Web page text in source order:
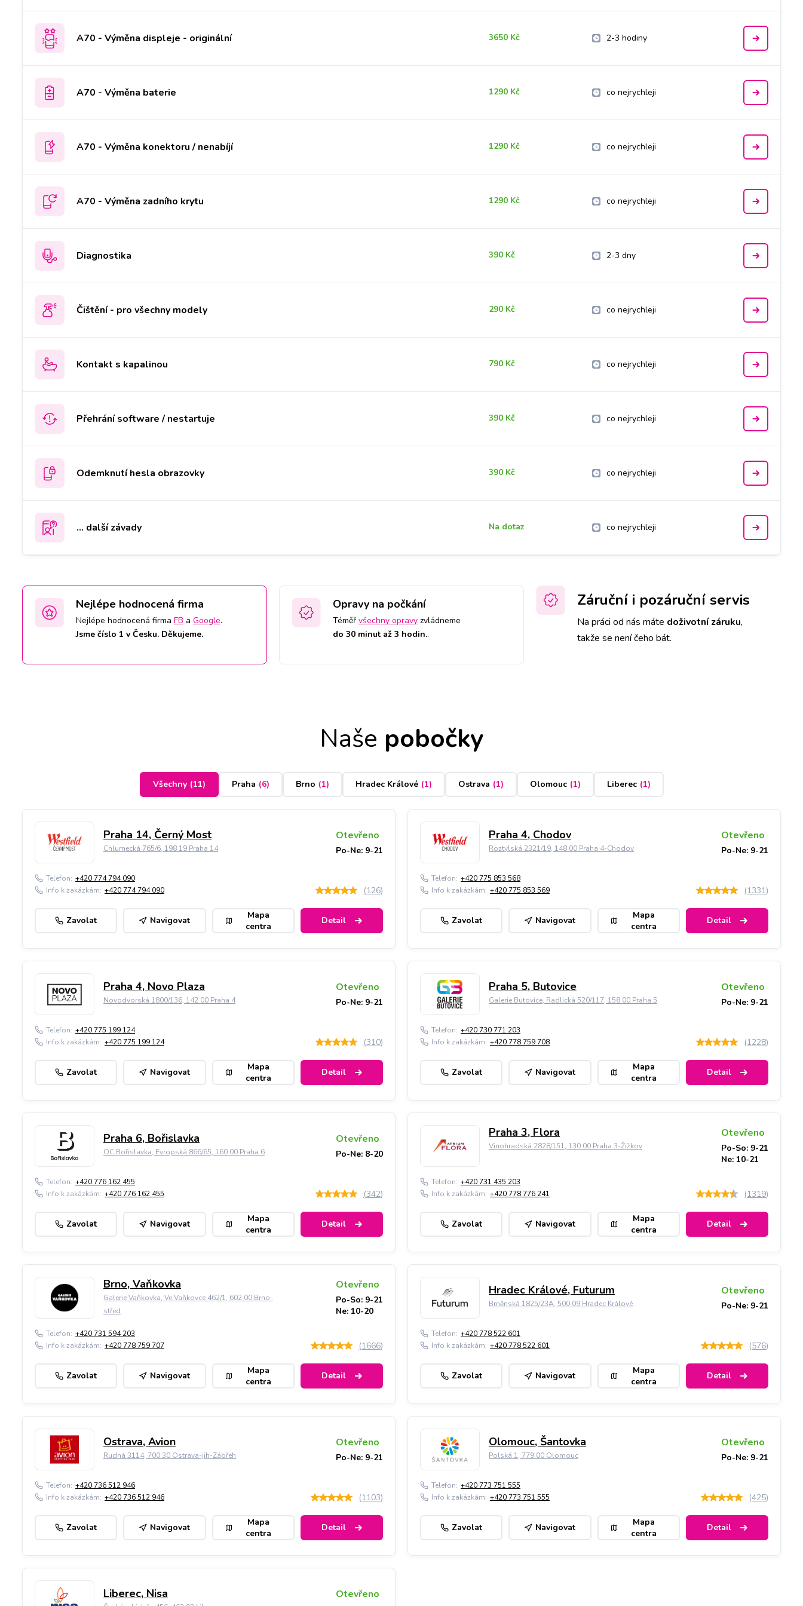
A70 - Výměna displeje - originální 3650 Kč 2-3 hodiny
A70 - Výměna baterie 1290 Kč co nejrychleji
A70 - Výměna konektoru / nenabíjí 1290 Kč co nejrychleji
A70 - Výměna zadního krytu 1290 Kč co nejrychleji
Diagnostika 390 Kč 2-3 dny
Čištění - pro všechny modely 290 Kč co nejrychleji
Kontakt s kapalinou 790 Kč co nejrychleji
Přehrání software / nestartuje 390 Kč co nejrychleji
Odemknutí hesla obrazovky 390 Kč co nejrychleji
... další závady Na dotaz co nejrychleji
Nejlépe hodnocená firma
Nejlépe hodnocená firma FB a Google.
Jsme číslo 1 v Česku. Děkujeme.
Opravy na počkání
Téměř všechny opravy zvládneme
do 30 minut až 3 hodin..
Záruční i pozáruční servis
Na práci od nás máte doživotní záruku,
takže se není čeho bát.
Naše pobočky
Všechny (11) Praha (6) Brno (1) Hradec Králové (1) Ostrava (1) Olomouc (1) Liberec (1)
Praha 14, Černý Most
Chlumecká 765/6, 198 19 Praha 14
Otevřeno
Po-Ne: 9-21
Telefon: +420 774 794 090
Info k zakázkám: +420 774 794 090 (126)
Zavolat Navigovat
Mapa
centra
Detail
Praha 4, Chodov
Roztylská 2321/19, 148 00 Praha 4-Chodov
Otevřeno
Po-Ne: 9-21
Telefon: +420 775 853 568
Info k zakázkám: +420 775 853 569 (1331)
Zavolat Navigovat
Mapa
centra
Detail
Praha 4, Novo Plaza
Novodvorská 1800/136, 142 00 Praha 4
Otevřeno
Po-Ne: 9-21
Telefon: +420 775 199 124
Info k zakázkám: +420 775 199 124 (310)
Zavolat Navigovat
Mapa
centra
Detail
Praha 5, Butovice
Galerie Butovice, Radlická 520/117, 158 00 Praha 5
Otevřeno
Po-Ne: 9-21
Telefon: +420 730 771 203
Info k zakázkám: +420 778 759 708 (1228)
Zavolat Navigovat
Mapa
centra
Detail
Praha 6, Bořislavka
OC Bořislavka, Evropská 866/65, 160 00 Praha 6
Otevřeno
Po-Ne: 8-20
Telefon: +420 776 162 455
Info k zakázkám: +420 776 162 455 (342)
Zavolat Navigovat
Mapa
centra
Detail
Praha 3, Flora
Vinohradská 2828/151, 130 00 Praha 3-Žižkov
Otevřeno
Po-So: 9-21
Ne: 10-21
Telefon: +420 731 435 203
Info k zakázkám: +420 778 776 241 (1319)
Zavolat Navigovat
Mapa
centra
Detail
Brno, Vaňkovka
Galerie Vaňkovka, Ve Vaňkovce 462/1, 602 00 Brno-
střed
Otevřeno
Po-So: 9-21
Ne: 10-20
Telefon: +420 731 594 203
Info k zakázkám: +420 778 759 707 (1666)
Zavolat Navigovat
Mapa
centra
Detail
Hradec Králové, Futurum
Brněnská 1825/23A, 500 09 Hradec Králové
Otevřeno
Po-Ne: 9-21
Telefon: +420 778 522 601
Info k zakázkám: +420 778 522 601 (576)
Zavolat Navigovat
Mapa
centra
Detail
Ostrava, Avion
Rudná 3114, 700 30 Ostrava-jih-Zábřeh
Otevřeno
Po-Ne: 9-21
Telefon: +420 736 512 946
Info k zakázkám: +420 736 512 946 (1103)
Zavolat Navigovat
Mapa
centra
Detail
Olomouc, Šantovka
Polská 1, 779 00 Olomouc
Otevřeno
Po-Ne: 9-21
Telefon: +420 773 751 555
Info k zakázkám: +420 773 751 555 (425)
Zavolat Navigovat
Mapa
centra
Detail
Liberec, Nisa Otevřeno